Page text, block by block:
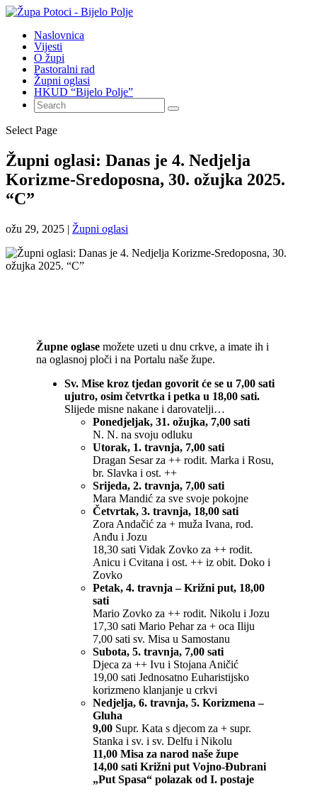
Naslovnica
Vijesti
O župi
Pastoralni rad
Župni oglasi
HKUD “Bijelo Polje”
Select Page
Župni oglasi: Danas je 4. Nedjelja
Korizme-Sredoposna, 30. ožujka 2025.
“C”
ožu 29, 2025 | Župni oglasi
Župne oglase možete uzeti u dnu crkve, a imate ih i
na oglasnoj ploči i na Portalu naše župe.
Sv. Mise kroz tjedan govorit će se u 7,00 sati
ujutro, osim četvrtka i petka u 18,00 sati.
Slijede misne nakane i darovatelji…
Ponedjeljak, 31. ožujka, 7,00 sati
N. N. na svoju odluku
Utorak, 1. travnja, 7,00 sati
Dragan Sesar za ++ rodit. Marka i Rosu,
br. Slavka i ost. ++
Srijeda, 2. travnja, 7,00 sati
Mara Mandić za sve svoje pokojne
Četvrtak, 3. travnja, 18,00 sati
Zora Andačić za + muža Ivana, rod.
Anđu i Jozu
18,30 sati Vidak Zovko za ++ rodit.
Anicu i Cvitana i ost. ++ iz obit. Doko i
Zovko
Petak, 4. travnja – Križni put, 18,00
sati
Mario Zovko za ++ rodit. Nikolu i Jozu
17,30 sati Mario Pehar za + oca Iliju
7,00 sati sv. Misa u Samostanu
Subota, 5. travnja, 7,00 sati
Djeca za ++ Ivu i Stojana Aničić
19,00 sati Jednosatno Euharistijsko
korizmeno klanjanje u crkvi
Nedjelja, 6. travnja, 5. Korizmena –
Gluha
9,00 Supr. Kata s djecom za + supr.
Stanka i sv. i sv. Delfu i Nikolu
11,00 Misa za narod naše župe
14,00 sati Križni put Vojno-Đubrani
„Put Spasa“ polazak od I. postaje